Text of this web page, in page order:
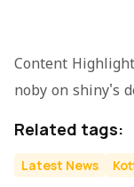
Content
noby on shiny's
Related tags:
Latest News